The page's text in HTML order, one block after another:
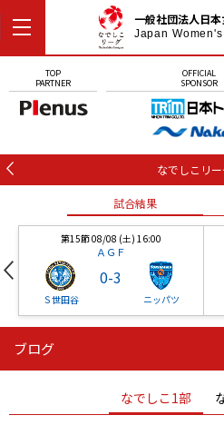
一般社団法人日
Japan
TOP
PARTNER
OFFICIAL
SPONSOR
なでしこリ
試合結果
第15節 08/08 (土) 16:00
ＡＧＦ
Ｓ世田谷
0-3
ニッパツ
ニッパツ
ニッパツ 名古屋
ブログ
なでしこ1部